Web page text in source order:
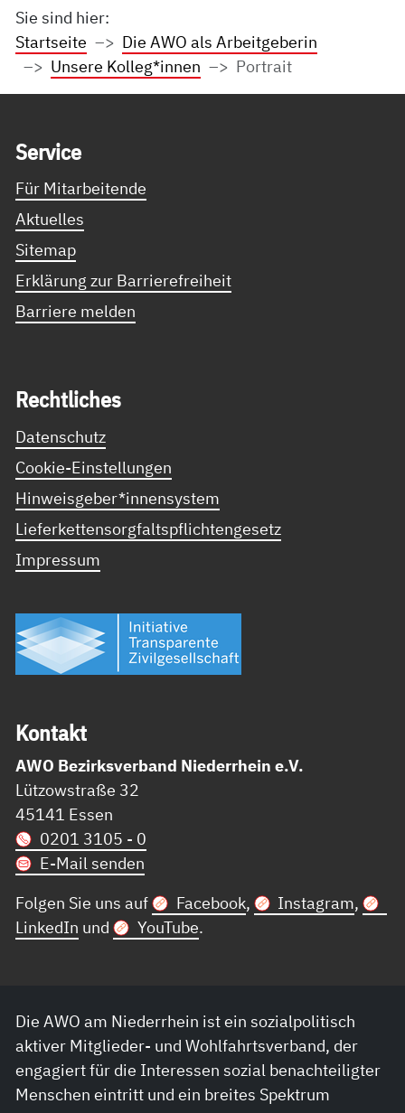
Sie sind hier:
Startseite
Die AWO als Arbeitgeberin
Unsere Kolleg*innen
Portrait
Ser­vice
Für Mitarbeitende
Aktuelles
Sitemap
Erklärung zur Barrierefreiheit
Barriere melden
Recht­li­ches
Datenschutz
Cookie-Einstellungen
Hinweisgeber*innensystem
Lieferkettensorgfaltspflichtengesetz
Impressum
Kon­takt
AWO Bezirksverband Niederrhein e.V.
Lützowstraße 32
45141 Essen
0201 3105 - 0
E-Mail senden
Folgen Sie uns auf
Facebook, Instagram,
LinkedIn und YouTube.
Die AWO am Niederrhein ist ein sozialpolitisch
aktiver Mitglieder- und Wohlfahrtsverband, der
engagiert für die Interessen sozial benachteiligter
Menschen eintritt und ein breites Spektrum